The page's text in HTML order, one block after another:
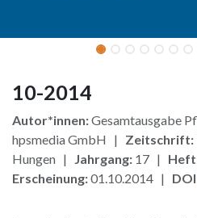
10-2014
Autor*innen:Gesamtausgabe
hpsmedia GmbH | Zeitschrift:
Hungen | Jahrgang: 17 |
Erscheinung:01.10.2014 |